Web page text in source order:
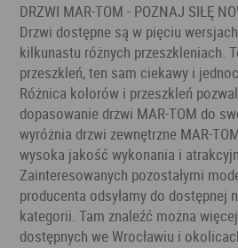
DRZWI MAR-TOM - POZNAJ SIŁĘ
Drzwi dostępne są w pięciu
kilkunastu różnych przeszkleniach.
przeszkleń, ten sam ciekawy i
Różnica kolorów i przeszkleń
dopasowanie drzwi MAR-TOM do
wyróżnia drzwi zewnętrzne MAR-
wysoka jakość wykonania i
Zainteresowanych pozostałymi
producenta odsyłamy do dostępnej
kategorii. Tam znaleźć można
dostępnych we Wrocławiu i